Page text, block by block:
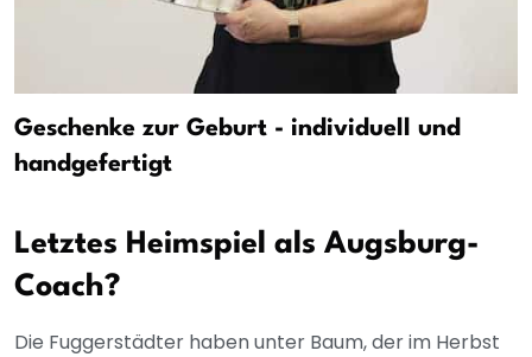
Geschenke zur Geburt - individuell und
handgefertigt
Letztes Heimspiel als Augsburg-
Coach?
Die Fuggerstädter haben unter Baum, der im Herbst